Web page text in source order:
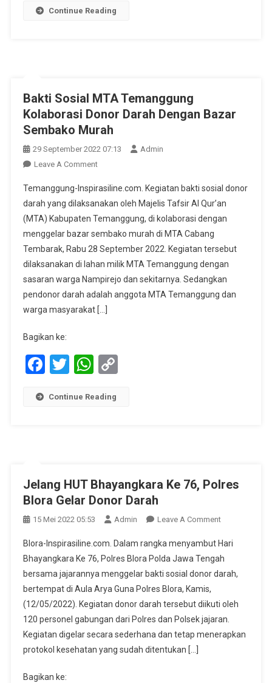
Continue Reading
Bakti Sosial MTA Temanggung
Kolaborasi Donor Darah Dengan Bazar
Sembako Murah
29 September 2022 07:13
Admin
Leave A CommentOn
Sosial
MTA
Temanggung
Kolaborasi
Donor
Darah
Dengan
Bazar
Murah
Temanggung-Inspirasiline.com. Kegiatan bakti sosial donor
darah yang dilaksanakan oleh Majelis Tafsir Al Qur’an
(MTA) Kabupaten Temanggung, di kolaborasi dengan
menggelar bazar sembako murah di MTA Cabang
Tembarak, Rabu 28 September 2022. Kegiatan tersebut
dilaksanakan di lahan milik MTA Temanggung dengan
sasaran warga Nampirejo dan sekitarnya. Sedangkan
pendonor darah adalah anggota MTA Temanggung dan
warga masyarakat […]
Bagikan ke:
Facebook
TwitterWhatsApp
Copy
Continue Reading
Jelang HUT Bhayangkara Ke 76, Polres
Blora Gelar Donor Darah
15 Mei 2022 05:53 Admin Leave A CommentOn
HUT
Bhayangkara
Ke
Polres
Blora
Gelar
Blora-Inspirasiline.com. Dalam rangka menyambut Hari
Bhayangkara Ke 76, Polres Blora Polda Jawa Tengah
bersama jajarannya menggelar bakti sosial donor darah,
bertempat di Aula Arya Guna Polres Blora, Kamis,
(12/05/2022). Kegiatan donor darah tersebut diikuti oleh
120 personel gabungan dari Polres dan Polsek jajaran.
Kegiatan digelar secara sederhana dan tetap menerapkan
protokol kesehatan yang sudah ditentukan […]
Bagikan ke: